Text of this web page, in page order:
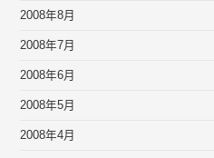
2008年8月
2008年7月
2008年6月
2008年5月
2008年4月